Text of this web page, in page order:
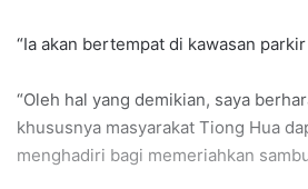
i
“Ia akan bertempat di kawasan
“Oleh hal yang demikian, saya
khususnya masyarakat Tiong Hua
menghadiri bagi memeriahkan